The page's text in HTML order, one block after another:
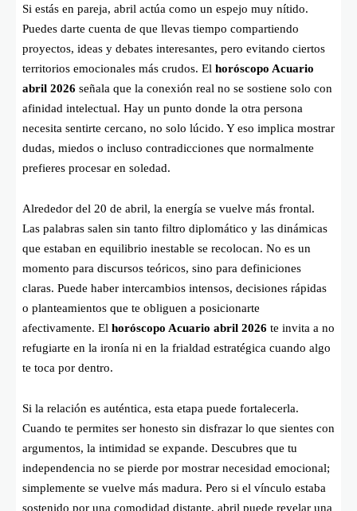
Si estás en pareja, abril actúa como un espejo muy nítido.
Puedes darte cuenta de que llevas tiempo compartiendo
proyectos, ideas y debates interesantes, pero evitando ciertos
territorios emocionales más crudos. El horóscopo Acuario
abril 2026 señala que la conexión real no se sostiene solo con
afinidad intelectual. Hay un punto donde la otra persona
necesita sentirte cercano, no solo lúcido. Y eso implica mostrar
dudas, miedos o incluso contradicciones que normalmente
prefieres procesar en soledad.
Alrededor del 20 de abril, la energía se vuelve más frontal.
Las palabras salen sin tanto filtro diplomático y las dinámicas
que estaban en equilibrio inestable se recolocan. No es un
momento para discursos teóricos, sino para definiciones
claras. Puede haber intercambios intensos, decisiones rápidas
o planteamientos que te obliguen a posicionarte
afectivamente. El horóscopo Acuario abril 2026 te invita a no
refugiarte en la ironía ni en la frialdad estratégica cuando algo
te toca por dentro.
Si la relación es auténtica, esta etapa puede fortalecerla.
Cuando te permites ser honesto sin disfrazar lo que sientes con
argumentos, la intimidad se expande. Descubres que tu
independencia no se pierde por mostrar necesidad emocional;
simplemente se vuelve más madura. Pero si el vínculo estaba
sostenido por una comodidad distante, abril puede revelar una